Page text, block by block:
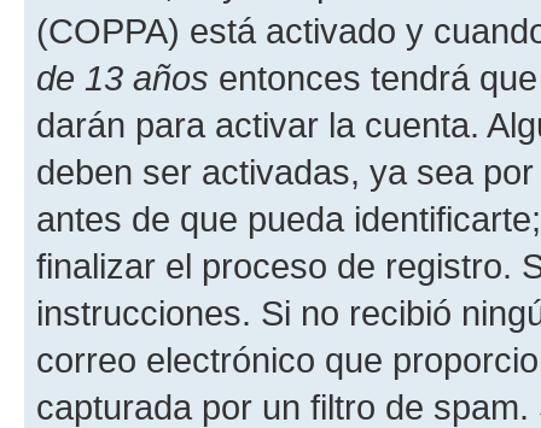
(COPPA) está activado y
de 13 años entonces tendrá
darán para activar la cuenta.
deben ser activadas, ya sea
antes de que pueda
finalizar el proceso de registro.
instrucciones. Si no recibió
correo electrónico que
capturada por un filtro de